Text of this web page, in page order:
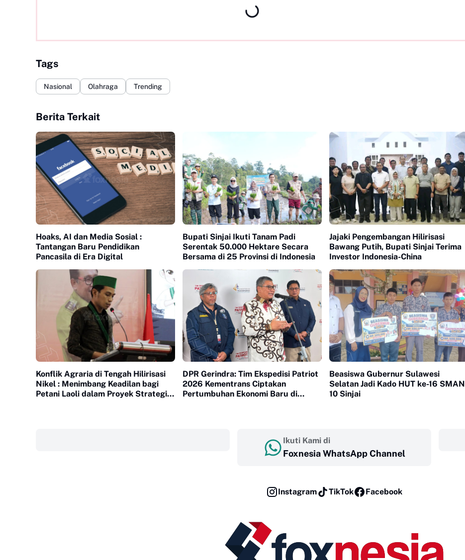
Tags
Nasional Olahraga Trending
Berita Terkait
Hoaks, AI dan Media Sosial :
Tantangan Baru Pendidikan
Pancasila di Era Digital
Bupati Sinjai Ikuti Tanam Padi
Serentak 50.000 Hektare Secara
Bersama di 25 Provinsi di Indonesia
Jajaki Pengembangan Hilirisasi
Bawang Putih, Bupati Sinjai Terima
Investor Indonesia-China
Konflik Agraria di Tengah Hilirisasi
Nikel : Menimbang Keadilan bagi
Petani Laoli dalam Proyek Strategis
DPR Gerindra: Tim Ekspedisi Patriot
2026 Kementrans Ciptakan
Pertumbuhan Ekonomi Baru di
Beasiswa Gubernur Sulawesi
Selatan Jadi Kado HUT ke-16 SMAN
10 Sinjai
Ikuti Kami di
Foxnesia WhatsApp Channel
Instagram TikTok Facebook